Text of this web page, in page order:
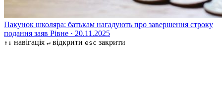
Пакунок школяра: батькам нагадують про завершення строку
подання заяв Рівне · 20.11.2025
↑↓ навігація ↵ відкрити esc закрити